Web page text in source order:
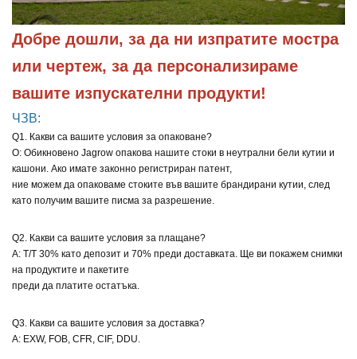
Добре дошли, за да ни изпратите мостра
или чертеж, за да персонализираме
вашите изпускателни продукти!
ЧЗВ:
Q1. Какви са вашите условия за опаковане?
О: Обикновено Jagrow опакова нашите стоки в неутрални бели кутии и
кашони. Ако имате законно регистриран патент,
ние можем да опаковаме стоките във вашите брандирани кутии, след
като получим вашите писма за разрешение.
Q2. Какви са вашите условия за плащане?
A: T/T 30% като депозит и 70% преди доставката. Ще ви покажем снимки
на продуктите и пакетите
преди да платите остатъка.
Q3. Какви са вашите условия за доставка?
A: EXW, FOB, CFR, CIF, DDU.